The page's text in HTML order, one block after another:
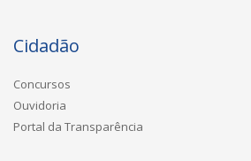
Cidadão
Concursos
Ouvidoria
Portal da Transparência